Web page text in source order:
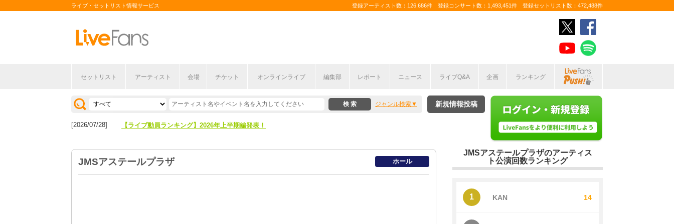
ライブ・セットリスト情報サービス 登録アーティスト数：126,686件 登録コンサート数：1,493,451件 登録セットリスト数：472,488件
セットリスト アーティスト 会場 チケット オンラインライブ 編集部 レポート ニュース ライブQ&A 企画 ランキング
ジャンル検索
[2026/04/27] 【フェス特集2026】フェス情報はここから！
[2026/07/28] 【ライブ動員ランキング】2026年上半期編発表！
[2026/07/28] 【ライブ動員ランキング】2026年上半期編発表！
新規情報投稿
JMSアステールプラザ ホール
JMSアステールプラザのアーティス
ト公演回数ランキング
1 KAN 14